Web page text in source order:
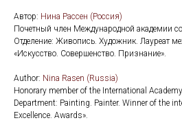
Автор: Нина Рассен (Россия)
Почетный член Международной академии
Отделение: Живопись. Художник. Лауреат
«Искусство. Совершенство. Признание».
Аuthor: Nina Rasen (Russia)
Honorary member of the International
Department: Painting. Painter. Winner of the
Excellence. Awards».